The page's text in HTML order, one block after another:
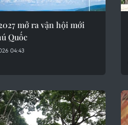
mở ra vận hội mới
Quốc
04:43